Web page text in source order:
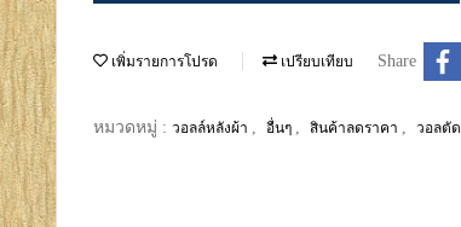
เพิ่มรายการโปรด เปรียบเทียบ Share
หมวดหมู่ : วอลล์หลังผ้า อื่นๆ สินค้าลดราคา วอลตั